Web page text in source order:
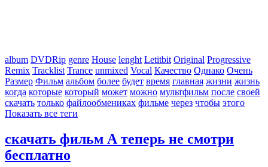
album DVDRip genre House lenght Letitbit Original Progressive
Remix Tracklist Trance unmixed Vocal Качество Однако Очень
Размер Фильм альбом более будет время главная жизни жизнь
когда которые который может можно мультфильм после своей
скачать только файлообмениках фильме через чтобы этого
Показать все теги
скачать фильм А теперь не смотри
бесплатно